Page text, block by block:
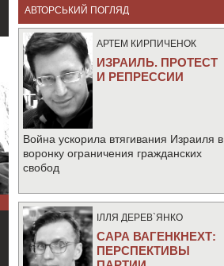
АВТОРСЬКИЙ ПОГЛЯД
АРТЕМ КИРПИЧЕНОК
ИЗРАИЛЬ. ПРОТЕСТ
И РЕПРЕССИИ
Война ускорила втягивания Израиля в
воронку ограничения гражданских
свобод
IЛЛЯ ДЕРЕВ`ЯНКО
САРА ВАГЕНКНЕХТ:
ПЕРСПЕКТИВЫ